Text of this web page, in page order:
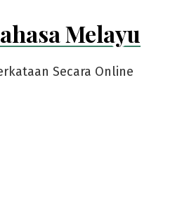
Melayu
Secara Online